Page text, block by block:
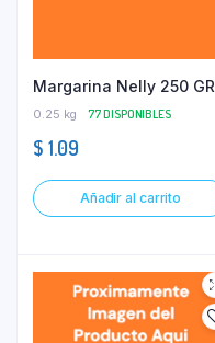
Margarina Nelly 250 GR
0.25 kg 77 DISPONIBLES
$ 1.09
Añadir al carrito